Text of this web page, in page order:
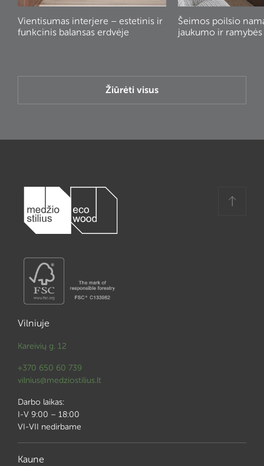
Vientisumas interjere – estetinis ir
funkcinis balansas erdvėje
Šeimos poilsio
jaukumo ir
Žiūrėti visus
Vilniuje
Kareivių g. 12
+370 650 60 739
vilnius@medziostilius.lt
Darbo laikas:
I-V 9:00 – 18:00
VI-VII nedirbame
Kaune